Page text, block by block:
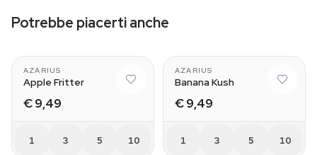
Potrebbe piacerti anche
AZARIUS
Apple Fritter
€ 9,49
1 3 5 10
AZARIUS
Banana Kush
€ 9,49
1 3 5 10